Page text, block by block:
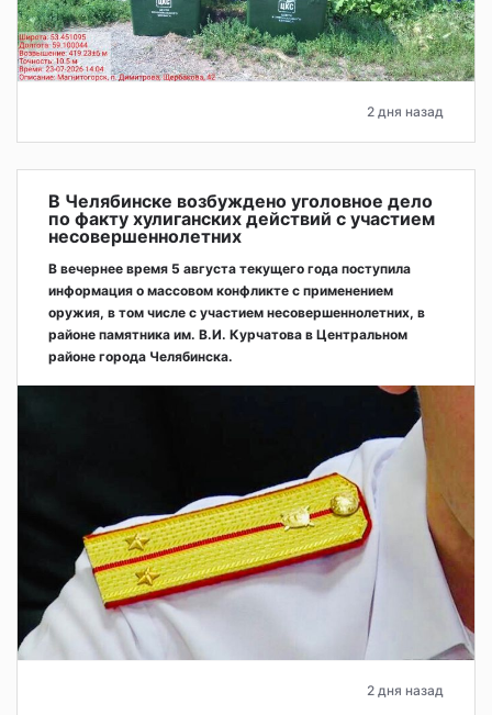
2 дня назад
В Челябинске возбуждено уголовное дело
по факту хулиганских действий с участием
несовершеннолетних
В вечернее время 5 августа текущего года поступила
информация о массовом конфликте с применением
оружия, в том числе с участием несовершеннолетних, в
районе памятника им. В.И. Курчатова в Центральном
районе города Челябинска.
2 дня назад